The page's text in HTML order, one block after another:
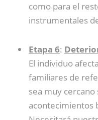
como para el
instrumentales
Etapa 6:
El individuo
familiares de
sea muy
acontecimientos